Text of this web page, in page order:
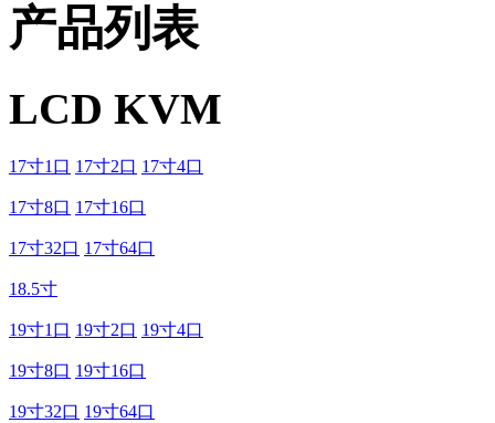
产品列表
LCD KVM
17寸1口 17寸2口 17寸4口
17寸8口 17寸16口
17寸32口 17寸64口
18.5寸
19寸1口 19寸2口 19寸4口
19寸8口 19寸16口
19寸32口 19寸64口